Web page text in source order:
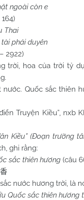
ngoài còn e
Thai
phải duyên
2922)
trời, hoa của trời tỷ
nước. Quốc sắc thiên
Truyện Kiều”, nxb
Kiều” (Đoạn trường
ghi rằng:
sắc thiên hương (câu
nước hương trời, là
Quốc sắc thiên hương